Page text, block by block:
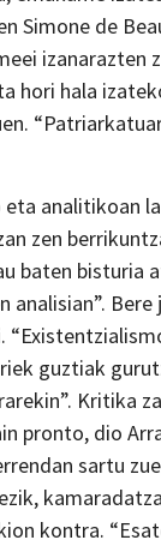
Simone de
izanarazten
hori hala
analitikoan
zen
baten bisturia
analisian”. Bere
guztiak
Kritika
pronto, dio
sartu
kontra.